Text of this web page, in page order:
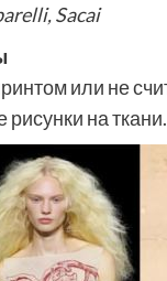
Sacai
или не
на ткани.